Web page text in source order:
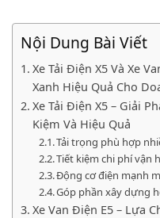
Nội Dung Bài Viết
Xe Tải Điện X5 Và Xe
Xanh Hiệu Quả Cho
Xe Tải Điện X5 – Giải
Kiệm Và Hiệu Quả
Tải trọng phù hợp
Tiết kiệm chi phí vận
Động cơ điện mạnh
Góp phần xây dựng
Xe Van Điện E5 – Lựa